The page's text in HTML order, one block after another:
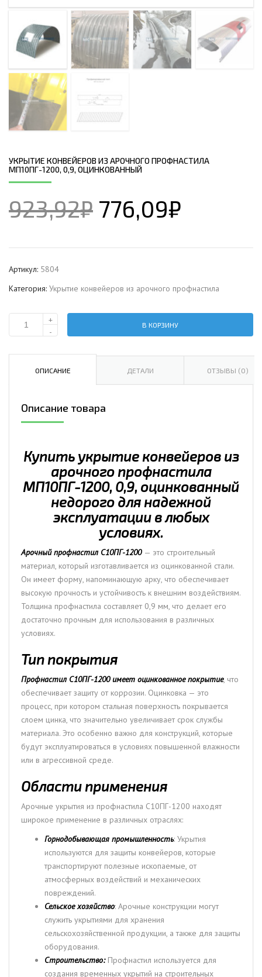
УКРЫТИЕ КОНВЕЙЕРОВ ИЗ АРОЧНОГО ПРОФНАСТИЛА
МП10ПГ-1200, 0,9, ОЦИНКОВАННЫЙ
923,92₽ 776,09₽
Артикул: 5804
Категория: Укрытие конвейеров из арочного профнастила
Количество
конвейеров
МП10ПГ-1200,
+
-
В КОРЗИНУ
ОПИСАНИЕ ДЕТАЛИ ОТЗЫВЫ (0)
Описание товара
Купить укрытие конвейеров из
арочного профнастила
МП10ПГ-1200, 0,9, оцинкованный
недорого для надежной
эксплуатации в любых
условиях.
Арочный профнастил С10ПГ-1200 — это строительный
материал, который изготавливается из оцинкованной стали.
Он имеет форму, напоминающую арку, что обеспечивает
высокую прочность и устойчивость к внешним воздействиям.
Толщина профнастила составляет 0,9 мм, что делает его
достаточно прочным для использования в различных
условиях.
Тип покрытия
Профнастил С10ПГ-1200 имеет оцинкованное покрытие, что
обеспечивает защиту от коррозии. Оцинковка — это
процесс, при котором стальная поверхность покрывается
слоем цинка, что значительно увеличивает срок службы
материала. Это особенно важно для конструкций, которые
будут эксплуатироваться в условиях повышенной влажности
или в агрессивной среде.
Области применения
Арочные укрытия из профнастила С10ПГ-1200 находят
широкое применение в различных отраслях:
Горнодобывающая промышленность: Укрытия
используются для защиты конвейеров, которые
транспортируют полезные ископаемые, от
атмосферных воздействий и механических
повреждений.
Сельское хозяйство: Арочные конструкции могут
служить укрытиями для хранения
сельскохозяйственной продукции, а также для защиты
оборудования.
Строительство:Профнастил используется для
создания временных укрытий на строительных